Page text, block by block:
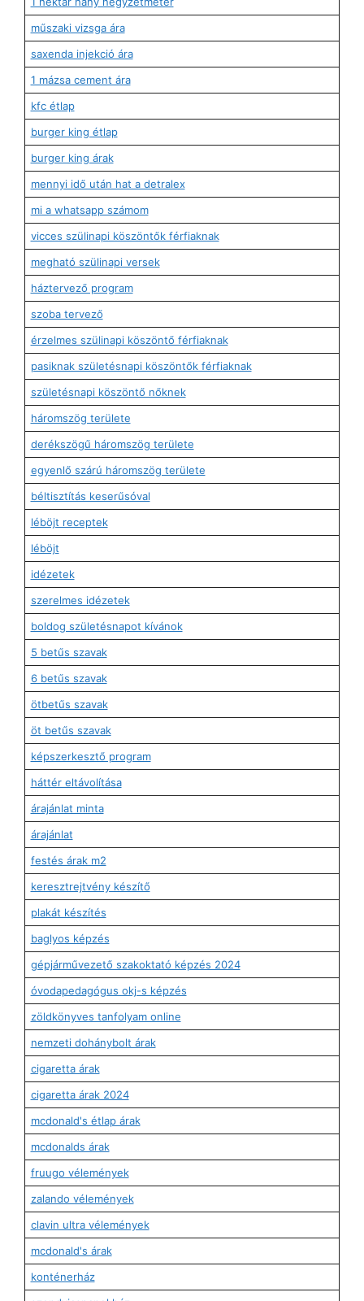
műszaki vizsga ára
saxenda injekció ára
1 mázsa cement ára
kfc étlap
burger king étlap
burger king árak
mennyi idő után hat a detralex
mi a whatsapp számom
vicces szülinapi köszöntők férfiaknak
megható szülinapi versek
háztervező program
szoba tervező
érzelmes szülinapi köszöntő férfiaknak
pasiknak születésnapi köszöntők férfiaknak
születésnapi köszöntő nőknek
háromszög területe
derékszögű háromszög területe
egyenlő szárú háromszög területe
béltisztítás keserűsóval
léböjt receptek
léböjt
idézetek
szerelmes idézetek
boldog születésnapot kívánok
5 betűs szavak
6 betűs szavak
ötbetűs szavak
öt betűs szavak
képszerkesztő program
háttér eltávolítása
árajánlat minta
árajánlat
festés árak m2
keresztrejtvény készítő
plakát készítés
baglyos képzés
gépjárművezető szakoktató képzés 2024
óvodapedagógus okj-s képzés
zöldkönyves tanfolyam online
nemzeti dohánybolt árak
cigaretta árak
cigaretta árak 2024
mcdonald's étlap árak
mcdonalds árak
fruugo vélemények
zalando vélemények
clavin ultra vélemények
mcdonald's árak
konténerház